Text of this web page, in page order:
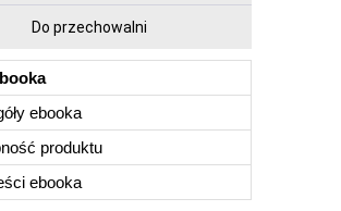
Do przechowalni
ebooka
produktu
ebooka